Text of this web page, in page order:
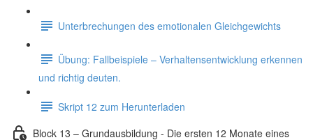
Unterbrechungen des emotionalen Gleichgewichts
Übung: Fallbeispiele – Verhaltensentwicklung erkennen
und richtig deuten.
Skript 12 zum Herunterladen
Block 13 – Grundausbildung - Die ersten 12 Monate eines